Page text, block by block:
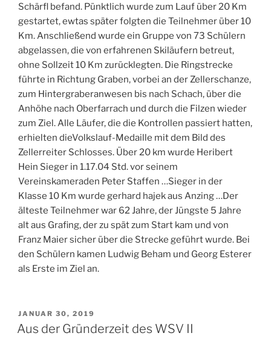
Schärfl befand. Pünktlich wurde zum Lauf über 20 Km
gestartet, ewtas später folgten die Teilnehmer über 10
Km. Anschließend wurde ein Gruppe von 73 Schülern
abgelassen, die von erfahrenen Skiläufern betreut,
ohne Sollzeit 10 Km zurücklegten. Die Ringstrecke
führte in Richtung Graben, vorbei an der Zellerschanze,
zum Hintergraberanwesen bis nach Schach, über die
Anhöhe nach Oberfarrach und durch die Filzen wieder
zum Ziel. Alle Läufer, die die Kontrollen passiert hatten,
erhielten dieVolkslauf-Medaille mit dem Bild des
Zellerreiter Schlosses. Über 20 km wurde Heribert
Hein Sieger in 1.17.04 Std. vor seinem
Vereinskameraden Peter Staffen …Sieger in der
Klasse 10 Km wurde gerhard hajek aus Anzing …Der
älteste Teilnehmer war 62 Jahre, der Jüngste 5 Jahre
alt aus Grafing, der zu spät zum Start kam und von
Franz Maier sicher über die Strecke geführt wurde. Bei
den Schülern kamen Ludwig Beham und Georg Esterer
als Erste im Ziel an.
VERÖFFENTLICHT
AM
JANUAR 30, 2019
Aus der Gründerzeit des WSV II